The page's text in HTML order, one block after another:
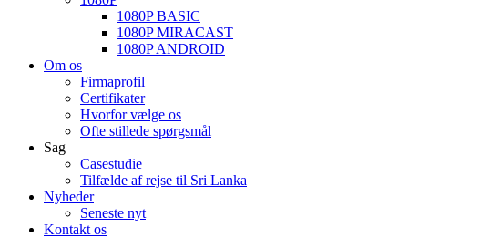
1080P BASIC
1080P MIRACAST
1080P ANDROID
Om os
Firmaprofil
Certifikater
Hvorfor vælge os
Ofte stillede spørgsmål
Sag
Casestudie
Tilfælde af rejse til Sri Lanka
Nyheder
Seneste nyt
Kontakt os